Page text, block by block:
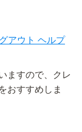
アウト ヘルプ
ますので、クレ
おすすめしま